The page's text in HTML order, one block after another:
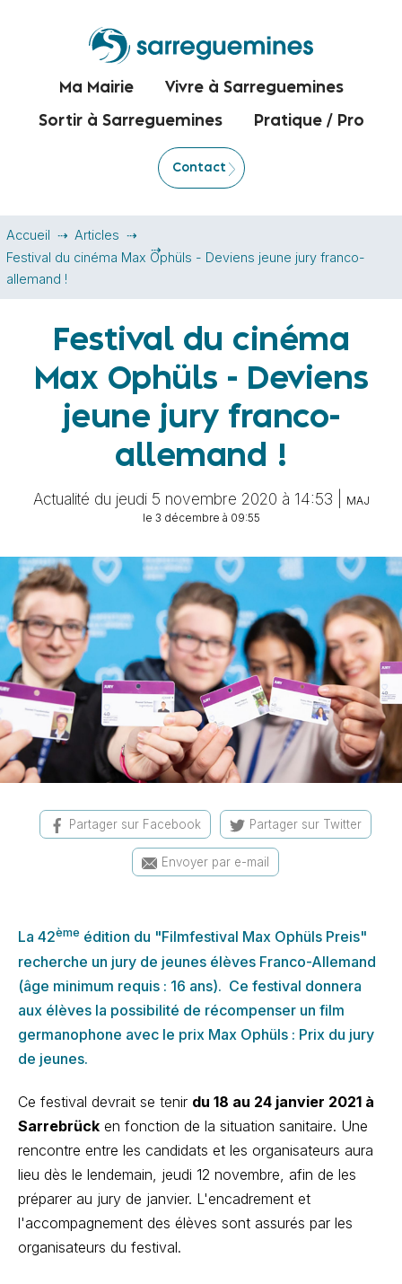
Ma Mairie Vivre à Sarreguemines
Sortir à Sarreguemines Pratique / Pro
Contact
Accueil
Articles
Festival du cinéma Max Ophüls - Deviens jeune jury franco-
allemand !
Festival du cinéma
Max Ophüls - Deviens
jeune jury franco-
allemand !
Actualité du jeudi 5 novembre 2020 à 14:53 |
MAJ
le 3 décembre à 09:55
Partager sur Facebook Partager sur Twitter
Envoyer par e-mail
La 42ème édition du "Filmfestival Max Ophüls Preis"
recherche un jury de jeunes élèves Franco-Allemand
(âge minimum requis : 16 ans). Ce festival donnera
aux élèves la possibilité de récompenser un film
germanophone avec le prix Max Ophüls : Prix du jury
de jeunes.
Ce festival devrait se tenir du 18 au 24 janvier 2021 à
Sarrebrück en fonction de la situation sanitaire. Une
rencontre entre les candidats et les organisateurs aura
lieu dès le lendemain, jeudi 12 novembre, afin de les
préparer au jury de janvier. L'encadrement et
l'accompagnement des élèves sont assurés par les
organisateurs du festival.